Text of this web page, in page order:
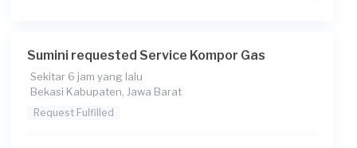
Sumini requested Service Kompor Gas
Sekitar 6 jam yang lalu
Bekasi Kabupaten, Jawa Barat
Request Fulfilled